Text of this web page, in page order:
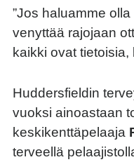
”Jos haluamme
venyttää rajojaan
kaikki ovat
Huddersfieldin
vuoksi ainoastaan
keskikenttäpelaaja
terveellä